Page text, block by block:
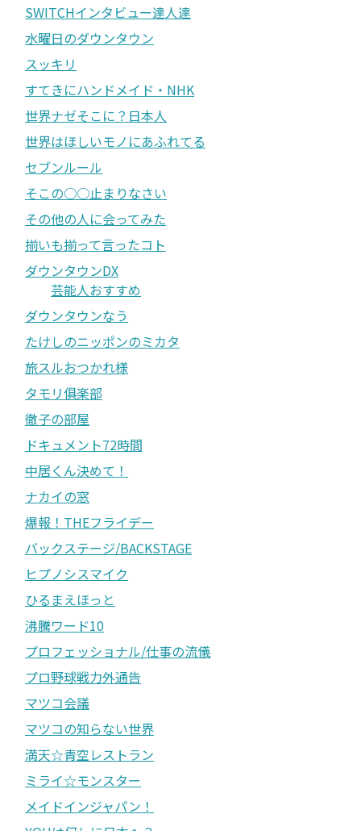
SWITCHインタビュー達人達
水曜日のダウンタウン
スッキリ
すてきにハンドメイド・NHK
世界ナゼそこに？日本人
世界はほしいモノにあふれてる
セブンルール
そこの○○止まりなさい
その他の人に会ってみた
揃いも揃って言ったコト
ダウンタウンDX
芸能人おすすめ
ダウンタウンなう
たけしのニッポンのミカタ
旅スルおつかれ様
タモリ俱楽部
徹子の部屋
ドキュメント72時間
中居くん決めて！
ナカイの窓
爆報！THEフライデー
バックステージ/BACKSTAGE
ヒプノシスマイク
ひるまえほっと
沸騰ワード10
プロフェッショナル/仕事の流儀
プロ野球戦力外通告
マツコ会議
マツコの知らない世界
満天☆青空レストラン
ミライ☆モンスター
メイドインジャパン！